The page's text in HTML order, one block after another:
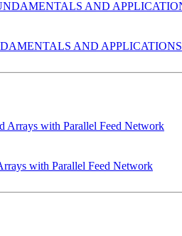
AND APPLICATIONS
with Parallel Feed Network